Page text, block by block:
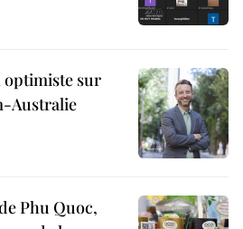
optimiste sur
Australie
Phu Quoc,